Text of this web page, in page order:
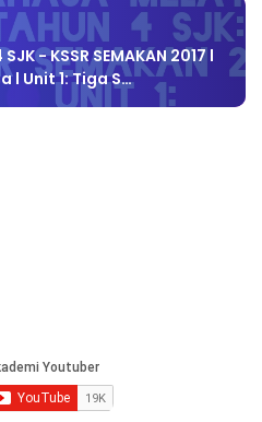
- KSSR SEMAKAN 2017 l
l Unit 1: Tiga S…